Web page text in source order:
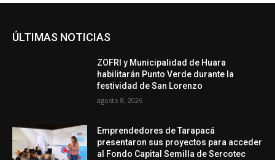
ÚLTIMAS NOTICIAS
ZOFRI y Municipalidad de Huara
habilitarán Punto Verde durante la
festividad de San Lorenzo
agosto 8, 2026
Emprendedores de Tarapacá
presentaron sus proyectos para acceder
al Fondo Capital Semilla de Sercotec